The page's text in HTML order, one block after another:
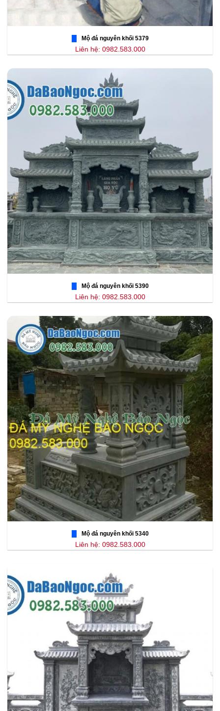
Mộ đá nguyên khối 5379
Liên hệ: 0982.583.000
Mộ đá nguyên khối 5390
Liên hệ: 0982.583.000
Mộ đá nguyên khối 5340
Liên hệ: 0982.583.000